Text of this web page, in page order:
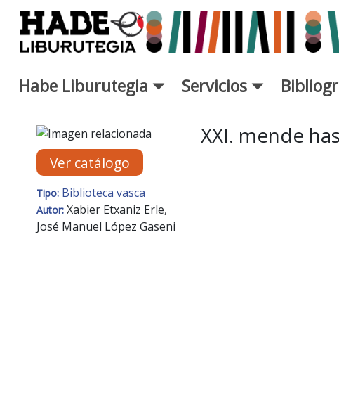
Saltar al contenido principal
Habe Liburutegia Servicios
Ficha de Novedades -
Ver catálogo
Tipo: Biblioteca vasca
Autor: Xabier Etxaniz Erle,
José Manuel López Gaseni
XXI. mende